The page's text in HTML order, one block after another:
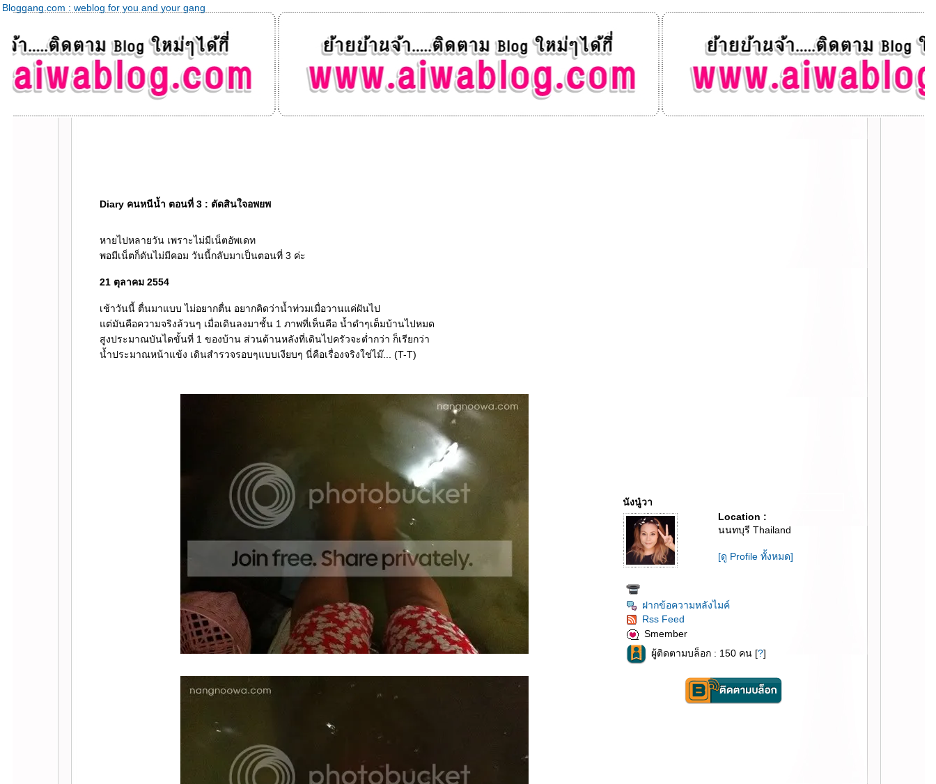
Bloggang.com : weblog for you and your gang
Diary คนหนีน้ำ ตอนที่ 3 : ตัดสินใจอพยพ
หายไปหลายวัน เพราะไม่มีเน็ตอัพเดท
พอมีเน็ตก็ดันไม่มีคอม วันนี้กลับมาเป็นตอนที่ 3 ค่ะ
21 ตุลาคม 2554
เช้าวันนี้ ตื่นมาแบบ ไม่อยากตื่น อยากคิดว่าน้ำท่วมเมื่อวานแค่ฝันไป
ต่มันคือความจริงล้วนๆ เมื่อเดินลงมาชั้น 1 ภาพที่เห็นคือ น้ำดำๆเต็มบ้านไปหมด
สูงประมาณบันไดขั้นที่ 1 ของบ้าน ส่วนด้านหลังที่เดินไปครัวจะต่ำกว่า ก็เรียกว่า
น้ำประมาณหน้าแข้ง เดินสำรวจรอบๆแบบเงียบๆ นี่คือเรื่องจริงใช่ไม๊... (T-T)
นังนู๋วา
Location :
นนทบุรี Thailand
[ดู Profile ทั้งหมด]
ฝากข้อความหลังไมค์
Rss Feed
Smember
ผู้ติดตามบล็อก : 150 คน [?]